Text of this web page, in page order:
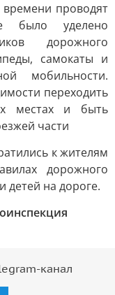
времени проводят
было уделено
дорожного
самокаты и
мобильности.
переходить
местах и быть
части
к жителям
дорожного
детей на дороге.
канал